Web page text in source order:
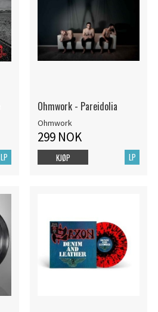
LP
Ohmwork - Pareidolia
Ohmwork
299 NOK
LP
KJØP